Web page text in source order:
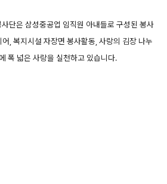
단은 삼성중공업 임직원 아내들로 구성된 봉사
, 복지시설 자장면 봉사활동, 사랑의 김장 나누
폭 넓은 사랑을 실천하고 있습니다.